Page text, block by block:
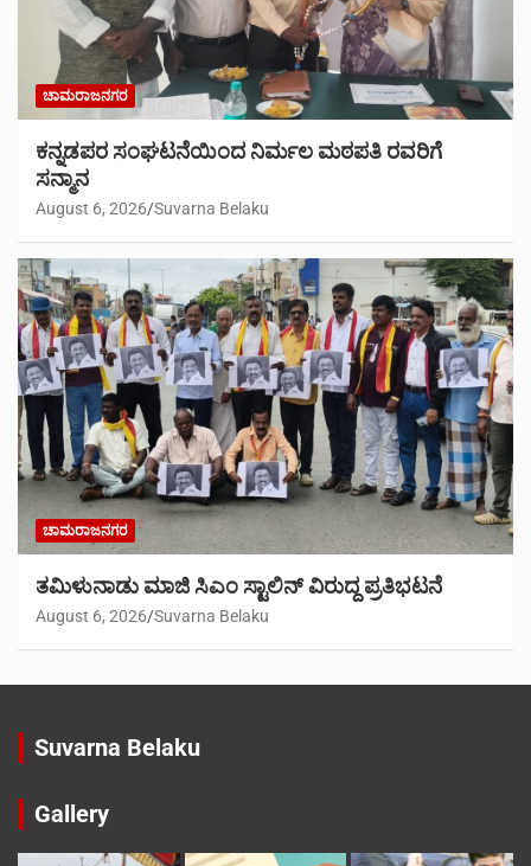
ಚಾಮರಾಜನಗರ
ಕನ್ನಡಪರ ಸಂಘಟನೆಯಿಂದ ನಿರ್ಮಲ ಮಠಪತಿ ರವರಿಗೆ
ಸನ್ಮಾನ
August 6, 2026 Suvarna Belaku
ಚಾಮರಾಜನಗರ
ತಮಿಳುನಾಡು ಮಾಜಿ ಸಿಎಂ ಸ್ಟಾಲಿನ್ ವಿರುದ್ದ ಪ್ರತಿಭಟನೆ
August 6, 2026 Suvarna Belaku
Suvarna Belaku
Gallery